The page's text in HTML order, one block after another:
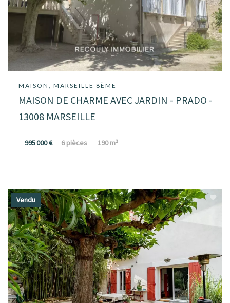
MAISON, MARSEILLE 8ÈME
MAISON DE CHARME AVEC JARDIN - PRADO -
13008 MARSEILLE
995 000 € 6 pièces 190 m²
Vendu